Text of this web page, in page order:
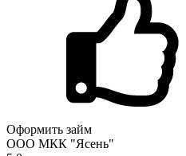
Оформить займ
ООО МКК "Ясень"